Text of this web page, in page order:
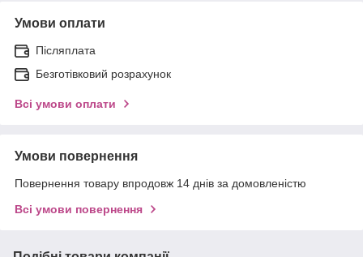
Умови оплати
Післяплата
Безготівковий розрахунок
Всі умови оплати
Умови повернення
Повернення товару впродовж 14 днів за домовленістю
Всі умови повернення